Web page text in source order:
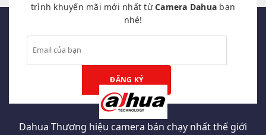
trình khuyến mãi mới nhất từCamera Dahua bạn
nhé!
Dahua Thương hiệu camera bán chạy nhất thế giới